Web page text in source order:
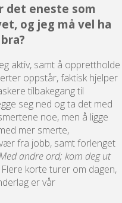
det eneste som
og jeg må vel ha
aktiv, samt å opprettholde
oppstår, faktisk hjelper
tilbakegang til
seg ned og ta det med
noe, men å ligge
mer smerte,
fra jobb, samt forlenget
andre ord; kom deg ut
Flere korte turer om dagen,
er vår